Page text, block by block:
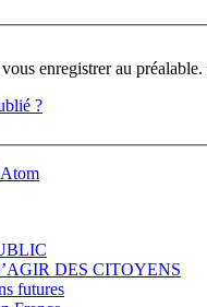
?
DES CITOYENS
futures